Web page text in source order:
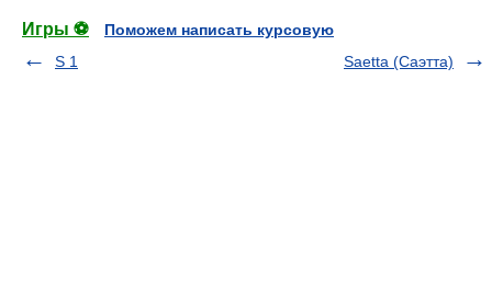
Игры ⚽
Поможем написать курсовую
S 1
Saetta (Саэтта)